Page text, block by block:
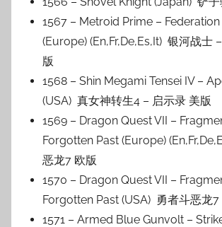
1567 – Metroid Prime –
(Europe) (En,Fr,De,Es,It) 银河战士
版
1568 – Shin Megami Tensei IV –
(USA) 真女神转生4 – 启示录 美版
1569 – Dragon Quest VII –
Forgotten Past (Europe)
恶龙7 欧版
1570 – Dragon Quest VII –
Forgotten Past (USA) 勇者斗恶龙7
1571 – Armed Blue Gunvolt –